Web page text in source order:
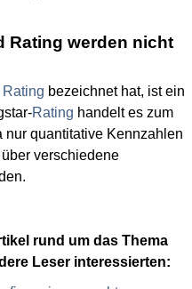
Rating werden nicht
Rating bezeichnet hat, ist ein
Rating handelt es zum
nur quantitative Kennzahlen
verschiedene
rund um das Thema
Leser interessierten: